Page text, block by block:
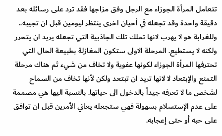
تتعامل المرأة الجوزاء مع الرجل وفق مزاجها فقد ترد على رسائله بعد
دقيقة واحدة وقد تجعله في أحيان اخرى ينتظر ليومين قبل ان تجيبه..
وللغرابة هو لا يهرب لانها تملك تلك الجاذبية التي تجعله يريد ان يتحرر
ولكنه لا يستطيع. المرحلة الاولى ستكون المغازلة بطبيعة الحال التي
تحترفها المرأة الجوزاء لكونها عفوية ولا تخاف من شيء ثم هناك مرحلة
التمنع والإبتعاد لا لانها تريد ان تبتعد ولكن لأنها تخاف من السماح
لشخص ما لا تعرفه جيداً بالدخول الى حياتها. بالنسبة اليها هي مصممة
على عدم الإستسلام بسهولة فهي ستجعله يعاني الأمرين قبل ان توافق
على حبه أو حتى إعجابه.